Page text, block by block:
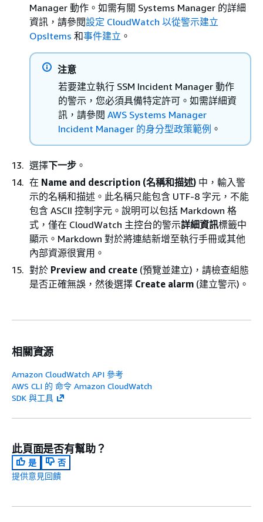
Manager 動作。如需有關 Systems Manager 的詳細
資訊，請參閱設定 CloudWatch 以從警示建立
OpsItems 和事件建立 。
注意
若要建立執行 SSM Incident Manager 動作
的警示，您必須具備特定許可。如需詳細資
訊，請參閱 AWS Systems Manager
Incident Manager 的身分型政策範例 。
選擇下一步 。
在 Name and description (名稱和描述) 中，輸入警
示的名稱和描述。此名稱只能包含 UTF-8 字元，不能
包含 ASCII 控制字元。說明可以包括 Markdown 格
式，僅在 CloudWatch 主控台的警示詳細資訊標籤中
顯示。Markdown 對於將連結新增至執行手冊或其他
內部資源很實用。
對於 Preview and create (預覽並建立)，請檢查組態
是否正確無誤，然後選擇 Create alarm (建立警示)。
相關資源
Amazon CloudWatch API 參考
AWS CLI 的 命令 Amazon CloudWatch
SDK 與工具
此頁面是否有幫助？
是
否
提供意見回饋